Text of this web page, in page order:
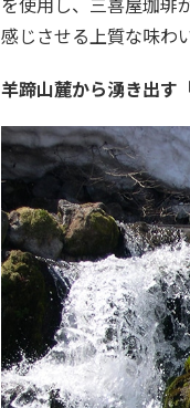
感じさせる上質な味わ
羊蹄山麓から湧き出す